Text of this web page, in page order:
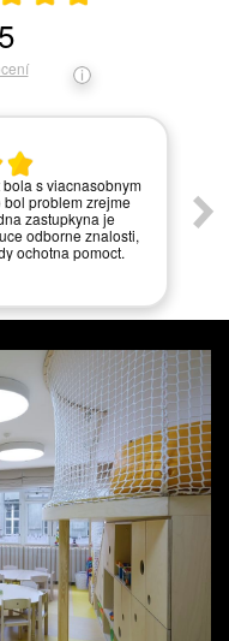
a recenze zákazníků
5
s viacnasobnym
problem zrejme
zastupkyna je
odborne znalosti,
ochotna pomoct.